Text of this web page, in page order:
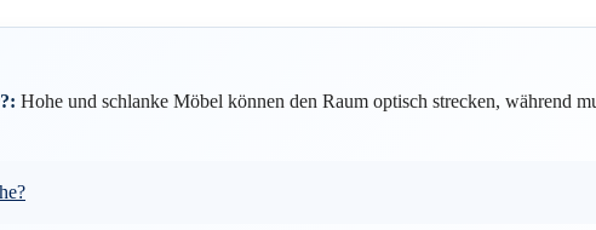
Hohe und schlanke Möbel können den Raum optisch strecken, während